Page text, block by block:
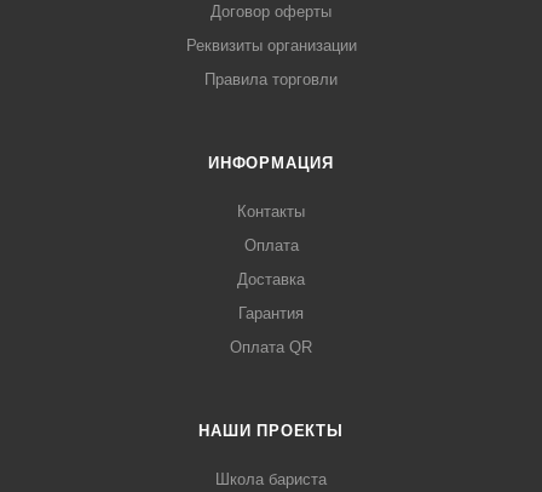
Договор оферты
Реквизиты организации
Правила торговли
ИНФОРМАЦИЯ
Контакты
Оплата
Доставка
Гарантия
Оплата QR
НАШИ ПРОЕКТЫ
Школа бариста